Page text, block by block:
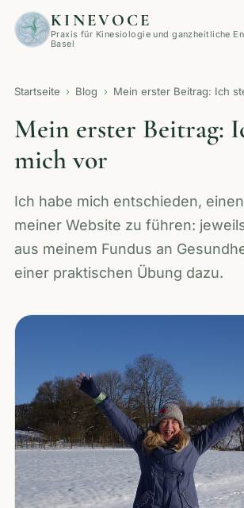
KINEVOCE
Praxis für Kinesiologie und ganzheitliche
Basel
Startseite Blog Mein erster Beitrag: Ich
Mein erster Beitrag:
mich vor
Ich habe mich entschieden,
meiner Website zu führen:
aus meinem Fundus an
einer praktischen Übung dazu.